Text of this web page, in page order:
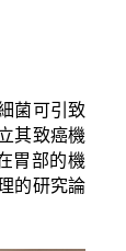
菌可引致
其致癌機
胃部的機
的研究論